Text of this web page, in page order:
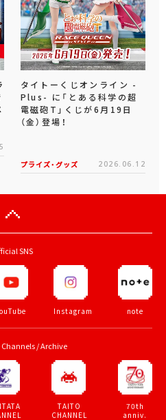
タイトーくじオンライン -
Plus- に「とある科学の超
電磁砲T」くじが6月19日
（金）登場！
プライズ・グッズ 2026.06.12
SNS
Instagram note
/ Archive
TAITO
CHANNEL
70th
anniv.